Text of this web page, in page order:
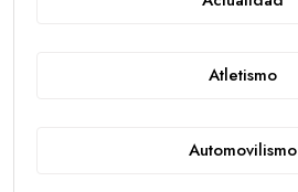
Atletismo
Automovilismo